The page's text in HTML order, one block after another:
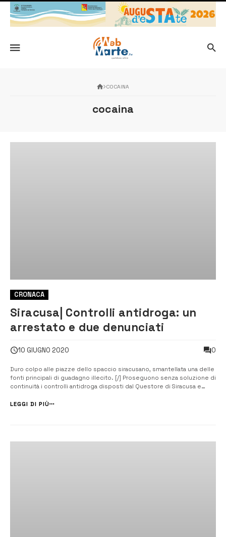
COCAINA
cocaina
CRONACA
Siracusa| Controlli antidroga: un
arrestato e due denunciati
10 GIUGNO 2020 0
Duro colpo alle piazze dello spaccio siracusano, smantellata una delle
fonti principali di guadagno illecito. [/] Proseguono senza soluzione di
continuità i controlli antidroga disposti dal Questore di Siracusa e
colpo alle piazze dello spaccio siracusano e di privare la mala...
LEGGI DI PIÙ